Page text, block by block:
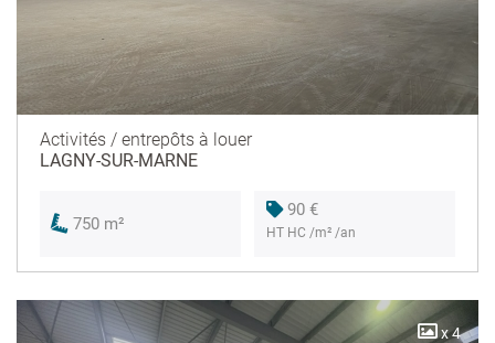
Activités / entrepôts à louer
LAGNY-SUR-MARNE
750 m²
90 €
HT HC /m² /an
x 4